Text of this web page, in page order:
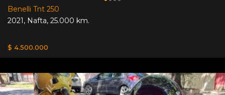
Benelli Tnt 250
2021, Nafta, 25.000 km.
$ 4.500.000